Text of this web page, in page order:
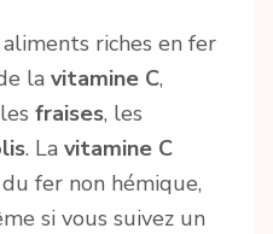
riches en fer
la vitamine C,
fraises, les
. La vitamine C
fer non hémique,
si vous suivez un